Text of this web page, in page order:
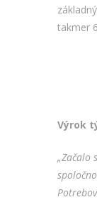
takmer
Výrok
„Začalo